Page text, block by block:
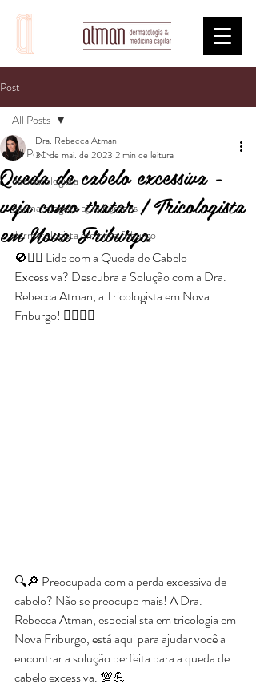
Post
All Posts
dermatologista
dermatologista para homens
dermatologista em nova friburgo
All Posts
Queda de cabelo excessiva -
veja como tratar | Tricologista
em Nova Friburgo
Dra. Rebecca Atman
30 de mai. de 2023 2 min de leitura
🚫🤷‍♀️ Lide com a Queda de Cabelo
Excessiva? Descubra a Solução com a Dra.
Rebecca Atman, a Tricologista em Nova
Friburgo! 💁‍♀️💆‍♀️
🔍🔎 Preocupada com a perda excessiva de
cabelo? Não se preocupe mais! A Dra.
Rebecca Atman, especialista em tricologia em
Nova Friburgo, está aqui para ajudar você a
encontrar a solução perfeita para a queda de
cabelo excessiva. 💯💪